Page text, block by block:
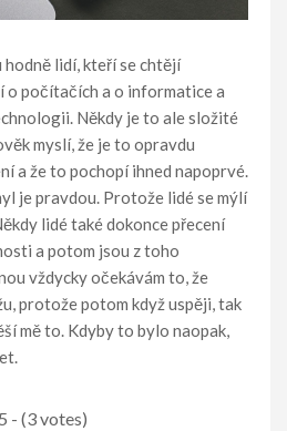
hodně lidí, kteří se chtějí
o počítačích a o informatice a
Někdy je to ale složité
myslí, že je to opravdu
a že to pochopí ihned napoprvé.
je pravdou. Protože lidé se mýlí
lidé také dokonce přecení
a potom jsou z toho
vždycky očekávám to, že
protože potom když uspěji, tak
mě to. Kdyby to bylo naopak,
- (3 votes)